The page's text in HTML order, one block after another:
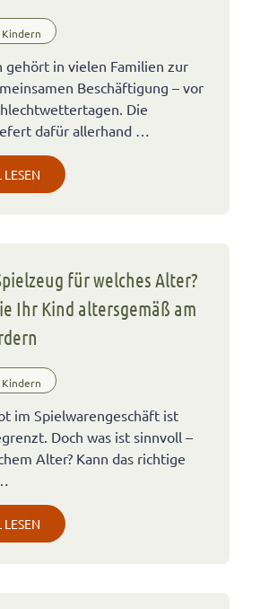
gehört in vielen Familien zur
Beschäftigung – vor
Die
dafür allerhand …
für welches Alter?
Ihr Kind altersgemäß am
im Spielwarengeschäft ist
Doch was ist sinnvoll –
Alter? Kann das richtige